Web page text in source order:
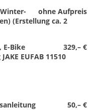
ohne Aufpreis
(Erstellung ca. 2
329,– €
E-Bike
EUFAB 11510
50,– €